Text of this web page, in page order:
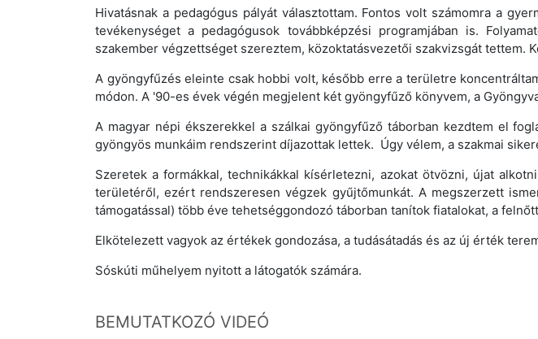
Hivatásnak a pedagógus pályát választottam. Fontos volt számomra a
tevékenységet a pedagógusok továbbképzési programjában is.
szakember végzettséget szereztem, közoktatásvezetői szakvizsgát tettem.
A gyöngyfűzés eleinte csak hobbi volt, később erre a területre
módon. A '90-es évek végén megjelent két gyöngyfűző könyvem, a
A magyar népi ékszerekkel a szálkai gyöngyfűző táborban kezdtem el
gyöngyös munkáim rendszerint díjazottak lettek. Úgy vélem, a szakmai
Szeretek a formákkal, technikákkal kísérletezni, azokat ötvözni, újat
területéről, ezért rendszeresen végzek gyűjtőmunkát. A megszerzett
támogatással) több éve tehetséggondozó táborban tanítok fiatalokat, a
Elkötelezett vagyok az értékek gondozása, a tudásátadás és az új érték
Sóskúti műhelyem nyitott a látogatók számára.
BEMUTATKOZÓ VIDEÓ